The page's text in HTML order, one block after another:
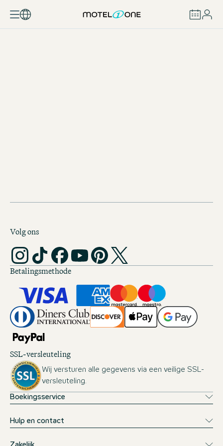
Volg ons
Betalingsmethode
SSL-versleuteling
Wij versturen alle gegevens via een veilige SSL-
versleuteling.
Boekingsservice
Hulp en contact